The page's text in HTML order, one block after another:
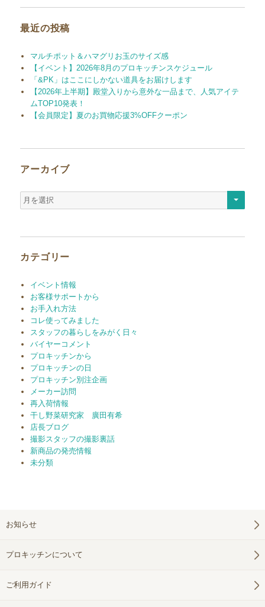
最近の投稿
マルチポット＆ハマグリお玉のサイズ感
【イベント】2026年8月のプロキッチンスケジュール
「&PK」はここにしかない道具をお届けします
【2026年上半期】殿堂入りから意外な一品まで、人気アイテ
ムTOP10発表！
【会員限定】夏のお買物応援3%OFFクーポン
アーカイブ
ア
ー
カテゴリー
イベント情報
お客様サポートから
お手入れ方法
コレ使ってみました
スタッフの暮らしをみがく日々
バイヤーコメント
プロキッチンから
プロキッチンの日
プロキッチン別注企画
メーカー訪問
再入荷情報
干し野菜研究家 廣田有希
店長ブログ
撮影スタッフの撮影裏話
新商品の発売情報
未分類
お知らせ
プロキッチンについて
ご利用ガイド